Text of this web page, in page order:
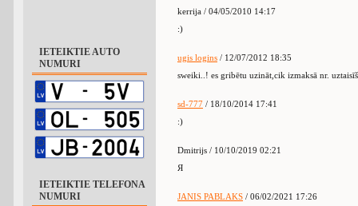
IETEIKTIE AUTO
NUMURI
IETEIKTIE TELEFONA
NUMURI
kerrija / 04/05/2010 14:17
:)
ugis logins / 12/07/2012 18:35
sweiki..! es gribētu uzināt,cik izmaksā nr.
sd-777 / 18/10/2014 17:41
:)
Dmitrijs / 10/10/2019 02:21
Я
JANIS PABLAKS / 06/02/2021 17:26